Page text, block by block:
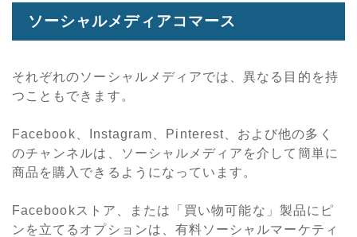
ソーシャルメディアコマース
それぞれのソーシャルメディアでは、異なる目的を持
つこともできます。
Facebook、Instagram、Pinterest、および他の多く
のチャンネルは、ソーシャルメディアを介して簡単に
商品を購入できるようになっています。
Facebookストア、または「買い物可能な」製品にピ
ンを立てるオプションは、有料ソーシャルマーケティ